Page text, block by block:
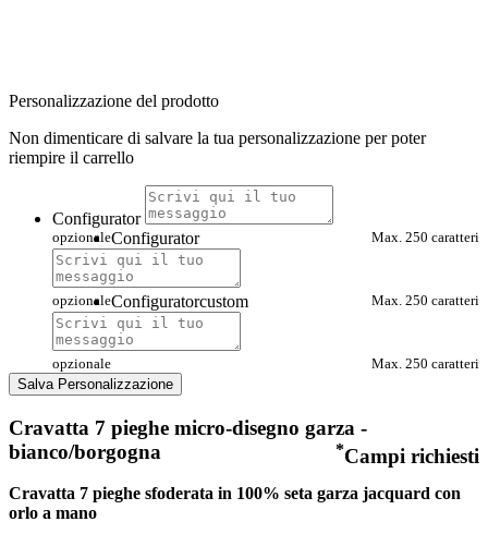
Personalizzazione del prodotto
Non dimenticare di salvare la tua personalizzazione per poter
riempire il carrello
Configurator
opzionale Max. 250 caratteri
Configurator
opzionale Max. 250 caratteri
Configuratorcustom
opzionale
Max. 250 caratteri
Salva Personalizzazione
Cravatta 7 pieghe micro-disegno garza -
bianco/borgogna
*Campi richiesti
Cravatta 7 pieghe sfoderata in 100% seta garza jacquard con
orlo a mano